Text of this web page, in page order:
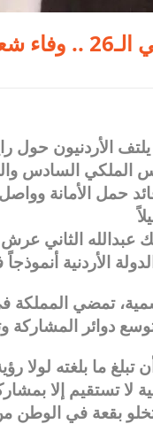
قائد
الأردنيون حول
الملكي السادس
حمل الأمانة
تمضي المملكة
تبلغ ما بلغته
لا تستقيم إلا
بقعة في الوطن